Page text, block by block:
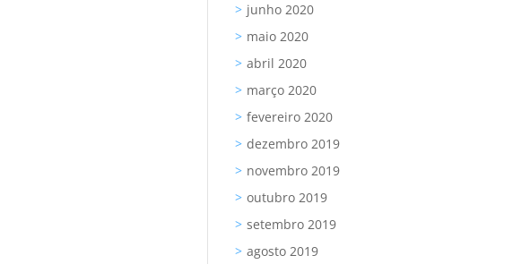
junho 2020
maio 2020
abril 2020
março 2020
fevereiro 2020
dezembro 2019
novembro 2019
outubro 2019
setembro 2019
agosto 2019